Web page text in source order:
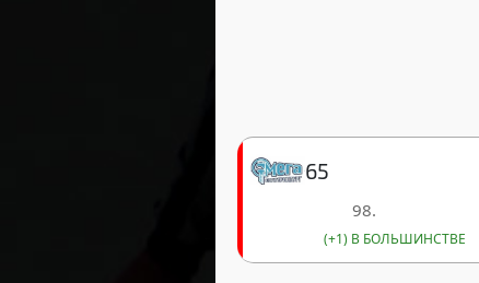
65
98.
(+1) В БОЛЬШИНСТВЕ